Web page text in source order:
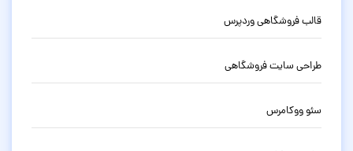
قالب فروشگاهی وردپرس
طراحی سایت فروشگاهی
سئو ووکامرس